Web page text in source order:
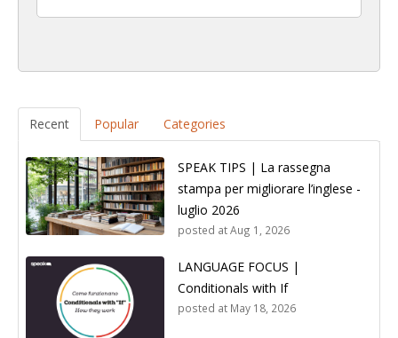
Recent Popular Categories
SPEAK TIPS | La rassegna
stampa per migliorare l’inglese -
luglio 2026
posted atAug 1, 2026
LANGUAGE FOCUS |
Conditionals with If
posted at May 18, 2026